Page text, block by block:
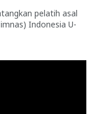
pelatih asal
Indonesia U-